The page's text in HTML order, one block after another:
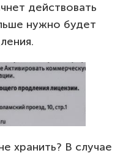
действовать
нужно будет
хранить? В случае